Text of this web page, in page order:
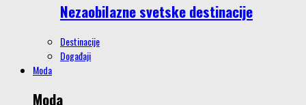
Nezaobilazne svetske destinacije
Destinacije
Događaji
Moda
Moda